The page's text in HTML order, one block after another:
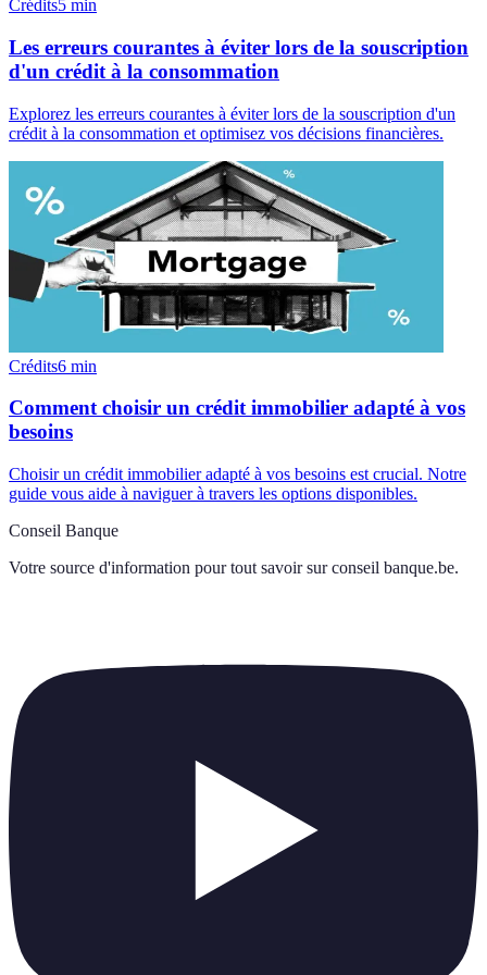
Crédits5 min
Les erreurs courantes à éviter lors de la souscription
d'un crédit à la consommation
Explorez les erreurs courantes à éviter lors de la souscription d'un
crédit à la consommation et optimisez vos décisions financières.
Crédits6 min
Comment choisir un crédit immobilier adapté à vos
besoins
Choisir un crédit immobilier adapté à vos besoins est crucial. Notre
guide vous aide à naviguer à travers les options disponibles.
Conseil Banque
Votre source d'information pour tout savoir sur conseil banque.be.